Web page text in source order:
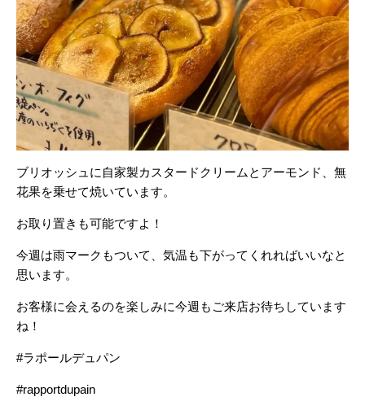
ブリオッシュに自家製カスタードクリームとアーモンド、無
花果を乗せて焼いています。
お取り置きも可能ですよ！
今週は雨マークもついて、気温も下がってくれればいいなと
思います。
お客様に会えるのを楽しみに今週もご来店お待ちしています
ね！
#ラポールデュパン
#rapportdupain